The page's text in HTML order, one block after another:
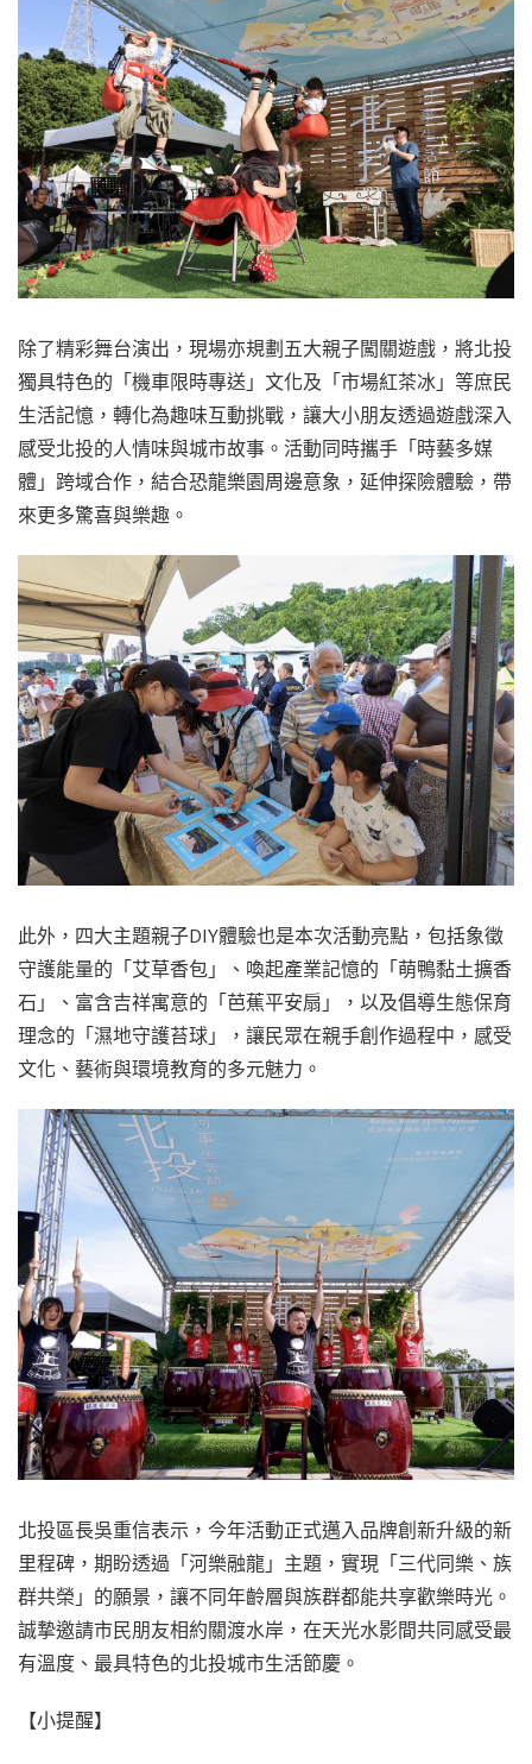
除了精彩舞台演出，現場亦規劃五大親子闖關遊戲，將北投
獨具特色的「機車限時專送」文化及「市場紅茶冰」等庶民
生活記憶，轉化為趣味互動挑戰，讓大小朋友透過遊戲深入
感受北投的人情味與城市故事。活動同時攜手「時藝多媒
體」跨域合作，結合恐龍樂園周邊意象，延伸探險體驗，帶
來更多驚喜與樂趣。
此外，四大主題親子DIY體驗也是本次活動亮點，包括象徵
守護能量的「艾草香包」、喚起產業記憶的「萌鴨黏土擴香
石」、富含吉祥寓意的「芭蕉平安扇」，以及倡導生態保育
理念的「濕地守護苔球」，讓民眾在親手創作過程中，感受
文化、藝術與環境教育的多元魅力。
北投區長吳重信表示，今年活動正式邁入品牌創新升級的新
里程碑，期盼透過「河樂融龍」主題，實現「三代同樂、族
群共榮」的願景，讓不同年齡層與族群都能共享歡樂時光。
誠摯邀請市民朋友相約關渡水岸，在天光水影間共同感受最
有溫度、最具特色的北投城市生活節慶。
【小提醒】